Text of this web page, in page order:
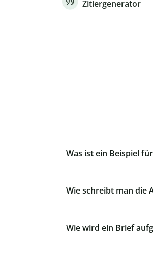
Zitiergenerator
Was ist ein Beispiel
Wie schreibt man die
Wie wird ein Brief